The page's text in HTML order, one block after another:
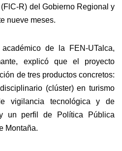
R) del Gobierno Regional y
nueve meses.
de la FEN-UTalca,
explicó que el proyecto
de tres productos concretos:
(clúster) en turismo
vigilancia tecnológica y de
un perfil de Política Pública
Montaña.